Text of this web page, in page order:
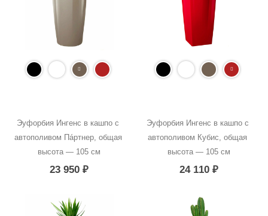
Эуфорбия Ингенс в кашпо с
автополивом Пáртнер, общая
высота — 105 см
23 950₽
Эуфорбия Ингенс в кашпо с
автополивом Кубис, общая
высота — 105 см
24 110 ₽